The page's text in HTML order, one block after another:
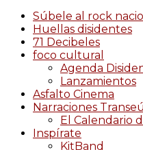
Súbele al rock
Huellas disidentes
71 Decibeles
foco cultural
Agenda
Lanzamientos
Asfalto Cinema
Narraciones
El Calendario
Inspírate
KitBand